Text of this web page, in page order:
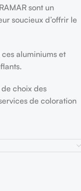
sont un
soucieux d’offrir le
aluminiums et
choix des
de coloration